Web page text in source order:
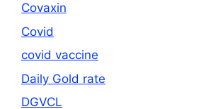
Covaxin
Covid
covid vaccine
Daily Gold rate
DGVCL